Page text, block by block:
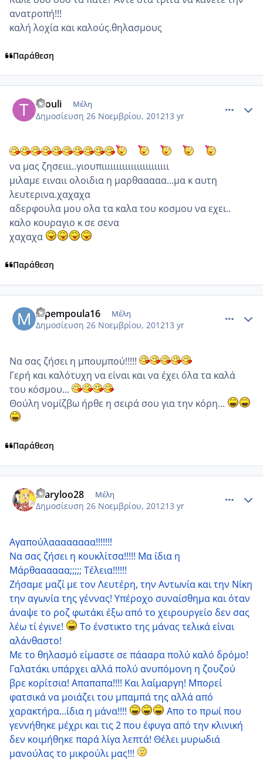
ανατροπή!!!
καλή λοχία και καλούς.θηλασμους
Παράθεση
thouli Μέλη
Δημοσίευση 26 Νοεμβρίου, 201213 yr
να μας ζησειιι..γιουπιιιιιιιιιιιιιιιιιιιιιιι
μιλαμε ειναιι ολοιδια η μαρθααααα...μα κ αυτη
λευτερινα.χαχαχα
αδερφουλα μου ολα τα καλα του κοσμου να εχει..
καλο κουραγιο κ σε σενα
χαχαχα
Παράθεση
mpempoula16 Μέλη
Δημοσίευση 26 Νοεμβρίου, 201213 yr
Να σας ζήσει η μπουμπού!!!!!
Γερή και καλότυχη να είναι και να έχει όλα τα καλά
του κόσμου...
Θούλη νομίζβω ήρθε η σειρά σου για την κόρη...
Παράθεση
maryloo28 Μέλη
Δημοσίευση 26 Νοεμβρίου, 201213 yr
Αγαπούλαααααααα!!!!!!!
Να σας ζήσει η κουκλίτσα!!!!! Μα ίδια η
Μάρθαααααα;;;;; Τέλεια!!!!!!
Ζήσαμε μαζί με τον Λευτέρη, την Αντωνία και την Νίκη
την αγωνία της γέννας! Υπέροχο συναίσθημα και όταν
άναψε το ροζ φωτάκι έξω από το χειρουργείο δεν σας
λέω τί έγινε!
Το ένστικτο της μάνας τελικά είναι
αλάνθαστο!
Με το θηλασμό είμαστε σε πάααρα πολύ καλό δρόμο!
Γαλατάκι υπάρχει αλλά πολύ ανυπόμονη η ζουζού
βρε κορίτσια! Απαπαπα!!!! Και λαίμαργη! Μπορεί
φατσικά να μοιάζει του μπαμπά της αλλά από
χαρακτήρα...ίδια η μάνα!!!!
Απο το πρωί που
γεννήθηκε μέχρι και τις 2 που έφυγα από την κλινική
δεν κοιμήθηκε παρά λίγα λεπτά! Θέλει μυρωδιά
μανούλας το μικρούλι μας!!!